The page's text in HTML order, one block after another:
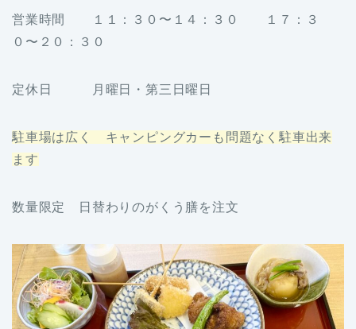
営業時間 １１：３０〜１４：３０ １７：３
０〜２０：３０
定休日 月曜日・第三日曜日
駐車場は広く キャンピングカーも問題なく駐車出来
ます
数量限定 日替わりのがくう膳を注文